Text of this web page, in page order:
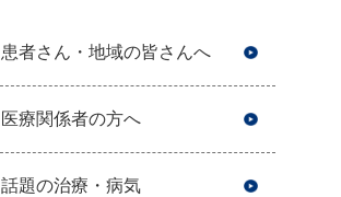
患者さん・地域の皆さんへ
医療関係者の方へ
話題の治療・病気